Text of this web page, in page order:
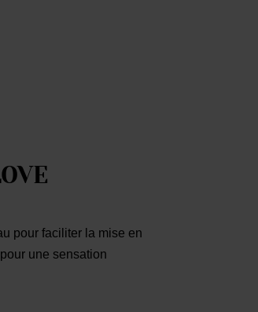
pour faciliter la mise en
une sensation